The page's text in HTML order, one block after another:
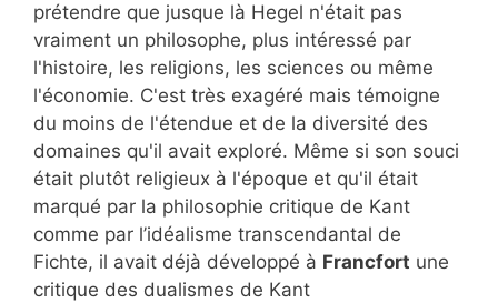
prétendre que jusque là Hegel n'était pas
vraiment un philosophe, plus intéressé par
l'histoire, les religions, les sciences ou même
l'économie. C'est très exagéré mais témoigne
du moins de l'étendue et de la diversité des
domaines qu'il avait exploré. Même si son souci
était plutôt religieux à l'époque et qu'il était
marqué par la philosophie critique de Kant
comme par l’idéalisme transcendantal de
Fichte, il avait déjà développé à Francfort une
critique des dualismes de Kant